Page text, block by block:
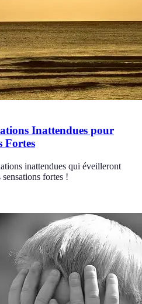
Inattendues pour
Fortes
inattendues qui éveilleront
fortes !